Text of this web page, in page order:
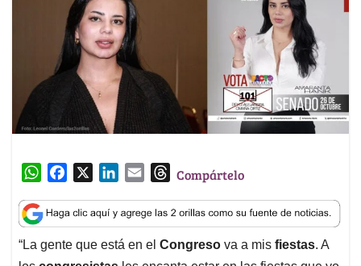
W
a
t
s
c
e
b
n
k
e
a
i
l
T
r
e
a
Compártelo
“La gente que está en el Congreso va a mis fiestas. A